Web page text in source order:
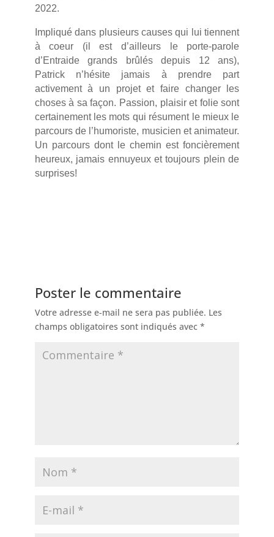
2022.
Impliqué dans plusieurs causes qui lui tiennent
à coeur (il est d’ailleurs le porte-parole
d’Entraide grands brûlés depuis 12 ans),
Patrick n’hésite jamais à prendre part
activement à un projet et faire changer les
choses à sa façon. Passion, plaisir et folie sont
certainement les mots qui résument le mieux le
parcours de l’humoriste, musicien et animateur.
Un parcours dont le chemin est foncièrement
heureux, jamais ennuyeux et toujours plein de
surprises!
Poster le commentaire
Votre adresse e-mail ne sera pas publiée. Les
champs obligatoires sont indiqués avec *